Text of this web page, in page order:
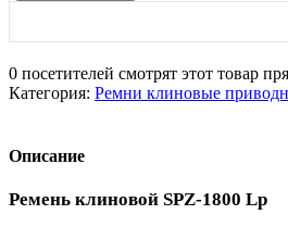
0 посетителей смотрят этот товар
Категория: Ремни клиновые
Описание
Ремень клиновой SPZ-1800 Lp